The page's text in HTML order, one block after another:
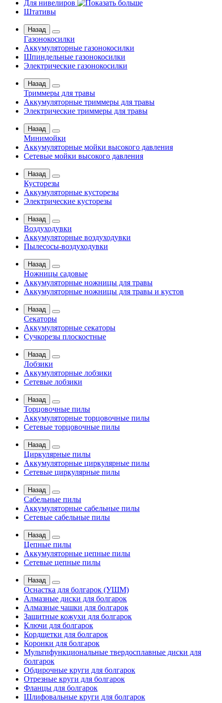
Для нивелиров
Штативы
Назад
Газонокосилки
Аккумуляторные газонокосилки
Шпиндельные газонокосилки
Электрические газонокосилки
Назад
Триммеры для травы
Аккумуляторные триммеры для травы
Электрические триммеры для травы
Назад
Минимойки
Аккумуляторные мойки высокого давления
Сетевые мойки высокого давления
Назад
Кусторезы
Аккумуляторные кусторезы
Электрические кусторезы
Назад
Воздуходувки
Аккумуляторные воздуходувки
Пылесосы-воздуходувки
Назад
Ножницы садовые
Аккумуляторные ножницы для травы
Аккумуляторные ножницы для травы и кустов
Назад
Секаторы
Аккумуляторные секаторы
Сучкорезы плоскостные
Назад
Лобзики
Аккумуляторные лобзики
Сетевые лобзики
Назад
Торцовочные пилы
Аккумуляторные торцовочные пилы
Сетевые торцовочные пилы
Назад
Циркулярные пилы
Аккумуляторные циркулярные пилы
Сетевые циркулярные пилы
Назад
Сабельные пилы
Аккумуляторные сабельные пилы
Сетевые сабельные пилы
Назад
Цепные пилы
Аккумуляторные цепные пилы
Сетевые цепные пилы
Назад
Оснастка для болгарок (УШМ)
Алмазные диски для болгарок
Алмазные чашки для болгарок
Защитные кожухи для болгарок
Ключи для болгарок
Кордщетки для болгарок
Коронки для болгарок
Мультифункциональные твердосплавные диски для
болгарок
Обдирочные круги для болгарок
Отрезные круги для болгарок
Фланцы для болгарок
Шлифовальные круги для болгарок